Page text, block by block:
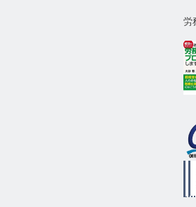
労